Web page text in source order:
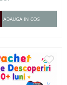
ADAUGA IN COS